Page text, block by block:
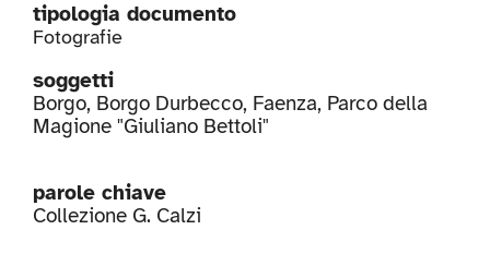
tipologia documento
Fotografie
soggetti
Borgo, Borgo Durbecco, Faenza, Parco della
Magione "Giuliano Bettoli"
parole chiave
Collezione G. Calzi